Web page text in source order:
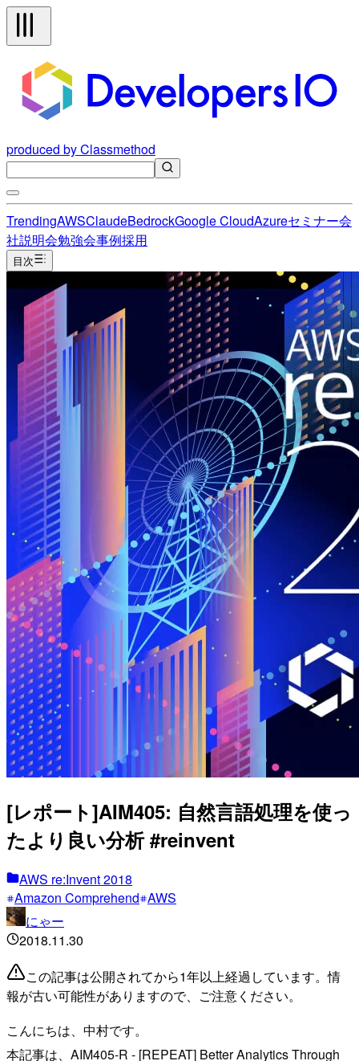
produced by Classmethod
TrendingAWSClaudeBedrockGoogle CloudAzureセミナー会
社説明会勉強会事例採用
目次
[レポート]AIM405: 自然言語処理を使っ
たより良い分析 #reinvent
AWS re:Invent 2018
Amazon Comprehend AWS
にゃー
2018.11.30
この記事は公開されてから1年以上経過しています。情
報が古い可能性がありますので、ご注意ください。
こんにちは、中村です。
本記事は、AIM405-R - [REPEAT] Better Analytics Through